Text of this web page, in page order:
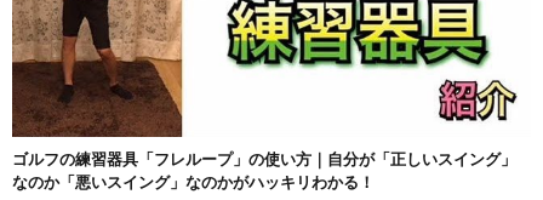
ゴルフの練習器具「フレループ」の使い方｜自分が「正しいスイング」
なのか「悪いスイング」なのかがハッキリわかる！